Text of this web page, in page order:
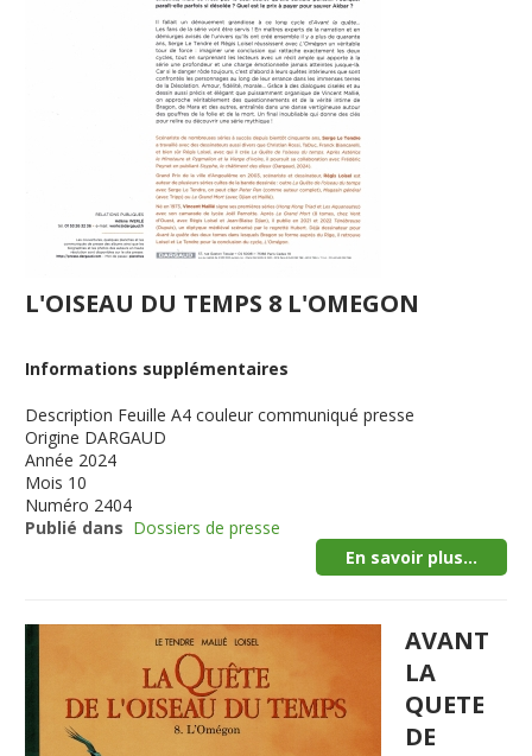
L'OISEAU DU TEMPS 8 L'OMEGON
Informations supplémentaires
Description Feuille A4 couleur communiqué presse
Origine DARGAUD
Année 2024
Mois 10
Numéro 2404
Publié dans Dossiers de presse
En savoir plus...
AVANT
LA
QUETE
DE